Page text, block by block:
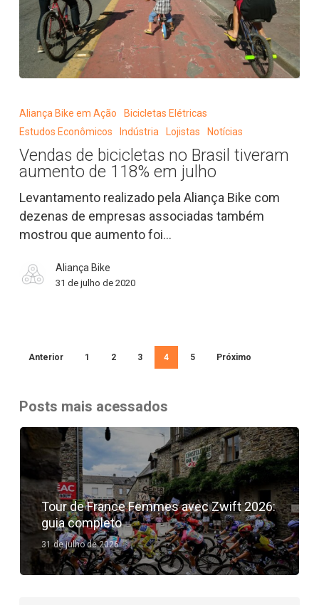
de
bicicletas
Brasil
tiveram
aumento
de
118%
julho
Aliança Bike em Ação
Bicicletas Elétricas
Estudos Econômicos
Indústria Lojistas Notícias
Vendas de bicicletas no Brasil tiveram
aumento de 118% em julho
Levantamento realizado pela Aliança Bike com
dezenas de empresas associadas também
mostrou que aumento foi…
Aliança Bike
31 de julho de 2020
Anterior 1 2 3 4 5 Próximo
Posts mais acessados
Tour de France Femmes avec Zwift 2026:
guia completo
31 de julho de 2026